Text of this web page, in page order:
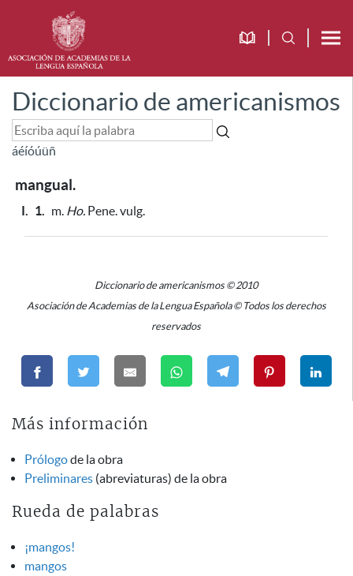
Diccionario de americanismos
áéíóúüñ
mangual.
I. 1. m. Ho. Pene. vulg.
Diccionario de americanismos © 2010
Asociación de Academias de la Lengua Española © Todos los derechos
reservados
Más información
Prólogode la obra
Preliminares (abreviaturas) de la obra
Rueda de palabras
¡mangos!
mangos